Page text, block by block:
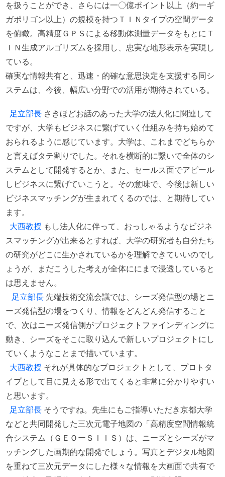
を扱うことができ、さらには一〇億ポイント以上（約一ギ
ガポリゴン以上）の規模を持つＴＩＮタイプの空間データ
を俯瞰。高精度ＧＰＳによる移動体測量データをもとにＴ
ＩＮ生成アルゴリズムを採用し、忠実な地形表示を実現し
ている。
確実な情報共有と、迅速・的確な意思決定を支援する同シ
ステムは、今後、幅広い分野での活用が期待されている。
足立部長 さきほどお話のあった大学の法人化に関連して
ですが、大学もビジネスに繋げていく仕組みを持ち始めて
おられるように感じています。大学は、これまでどちらか
と言えばタテ割りでした。それを横断的に繋いで全体のシ
ステムとして開発するとか、また、セールス面でアピール
しビジネスに繋げていこうと。その意味で、今後は新しい
ビジネスマッチングが生まれてくるのでは、と期待してい
ます。
大西教授 もし法人化に伴って、おっしゃるようなビジネ
スマッチングが出来るとすれば、大学の研究者も自分たち
の研究がどこに生かされているかを理解できていいのでし
ょうが、まだこうした考えが全体ににまで浸透していると
は思えません。
足立部長 先端技術交流会議では、シーズ発信型の場とニ
ーズ発信型の場をつくり、情報をどんどん発信すること
で、次はニーズ発信側がプロジェクトファインディングに
動き、シーズをそこに取り込んで新しいプロジェクトにし
ていくようなことまで描いています。
大西教授 それが具体的なプロジェクトとして、プロトタ
イプとして目に見える形で出てくると非常に分かりやすい
と思います。
足立部長 そうですね。先生にもご指導いただき京都大学
などと共同開発した三次元電子地図の「高精度空間情報統
合システム（ＧＥＯーＳＩＩＳ）は、ニーズとシーズがマ
ッチングした画期的な開発でしょう。写真とデジタル地図
を重ねて三次元データにした様々な情報を大画面で共有で